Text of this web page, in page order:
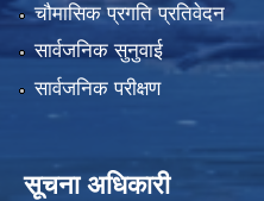
चौमासिक प्रगति प्रतिवेदन
सार्वजनिक सुनुवाई
सार्वजनिक परीक्षण
सूचना अधिकारी